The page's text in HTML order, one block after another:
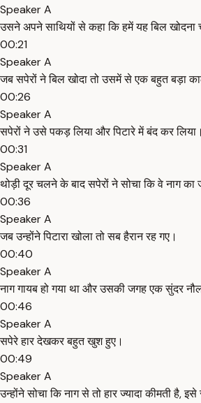
Speaker A
उसने अपने साथियों से कहा कि हमें यह बिल खोदना
00:21
Speaker A
जब सपेरों ने बिल खोदा तो उसमें से एक बहुत बड़ा
00:26
Speaker A
सपेरों ने उसे पकड़ लिया और पिटारे में बंद कर लिया।
00:31
Speaker A
थोड़ी दूर चलने के बाद सपेरों ने सोचा कि वे नाग का
00:36
Speaker A
जब उन्होंने पिटारा खोला तो सब हैरान रह गए।
00:40
Speaker A
नाग गायब हो गया था और उसकी जगह एक सुंदर
00:46
Speaker A
सपेरे हार देखकर बहुत खुश हुए।
00:49
Speaker A
उन्होंने सोचा कि नाग से तो हार ज्यादा कीमती है,